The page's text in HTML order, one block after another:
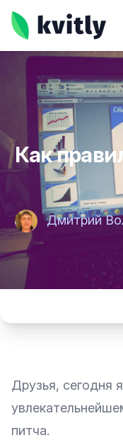
kvitly
Как
Дмитрий
Друзья, сегодня
питча.